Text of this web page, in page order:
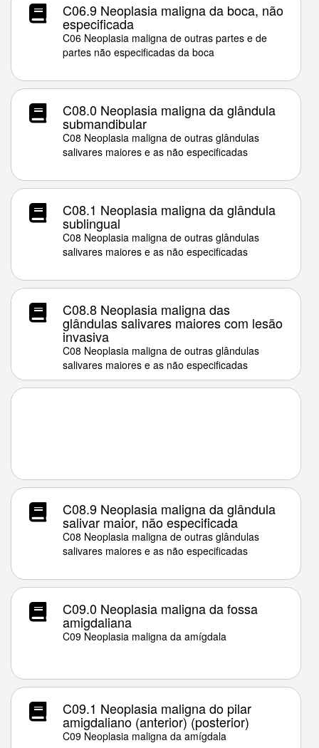
C06.9 Neoplasia maligna da boca, não
especificada
C06 Neoplasia maligna de outras partes e de
partes não especificadas da boca
C08.0 Neoplasia maligna da glândula
submandibular
C08 Neoplasia maligna de outras glândulas
salivares maiores e as não especificadas
C08.1 Neoplasia maligna da glândula
sublingual
C08 Neoplasia maligna de outras glândulas
salivares maiores e as não especificadas
C08.8 Neoplasia maligna das
glândulas salivares maiores com lesão
invasiva
C08 Neoplasia maligna de outras glândulas
salivares maiores e as não especificadas
C08.9 Neoplasia maligna da glândula
salivar maior, não especificada
C08 Neoplasia maligna de outras glândulas
salivares maiores e as não especificadas
C09.0 Neoplasia maligna da fossa
amigdaliana
C09 Neoplasia maligna da amígdala
C09.1 Neoplasia maligna do pilar
amigdaliano (anterior) (posterior)
C09 Neoplasia maligna da amígdala